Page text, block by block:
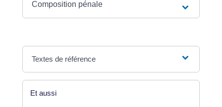
Composition pénale
Textes de référence
Et aussi